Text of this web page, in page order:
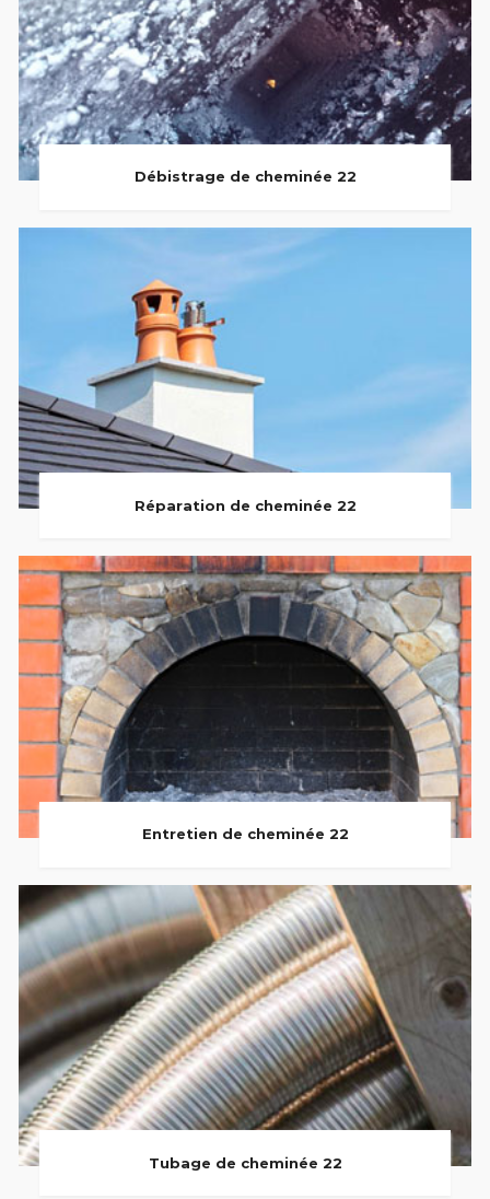
Débistrage de cheminée 22
Réparation de cheminée 22
Entretien de cheminée 22
Tubage de cheminée 22